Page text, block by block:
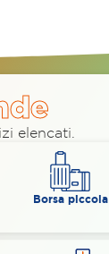
elencati.
Borsa piccola